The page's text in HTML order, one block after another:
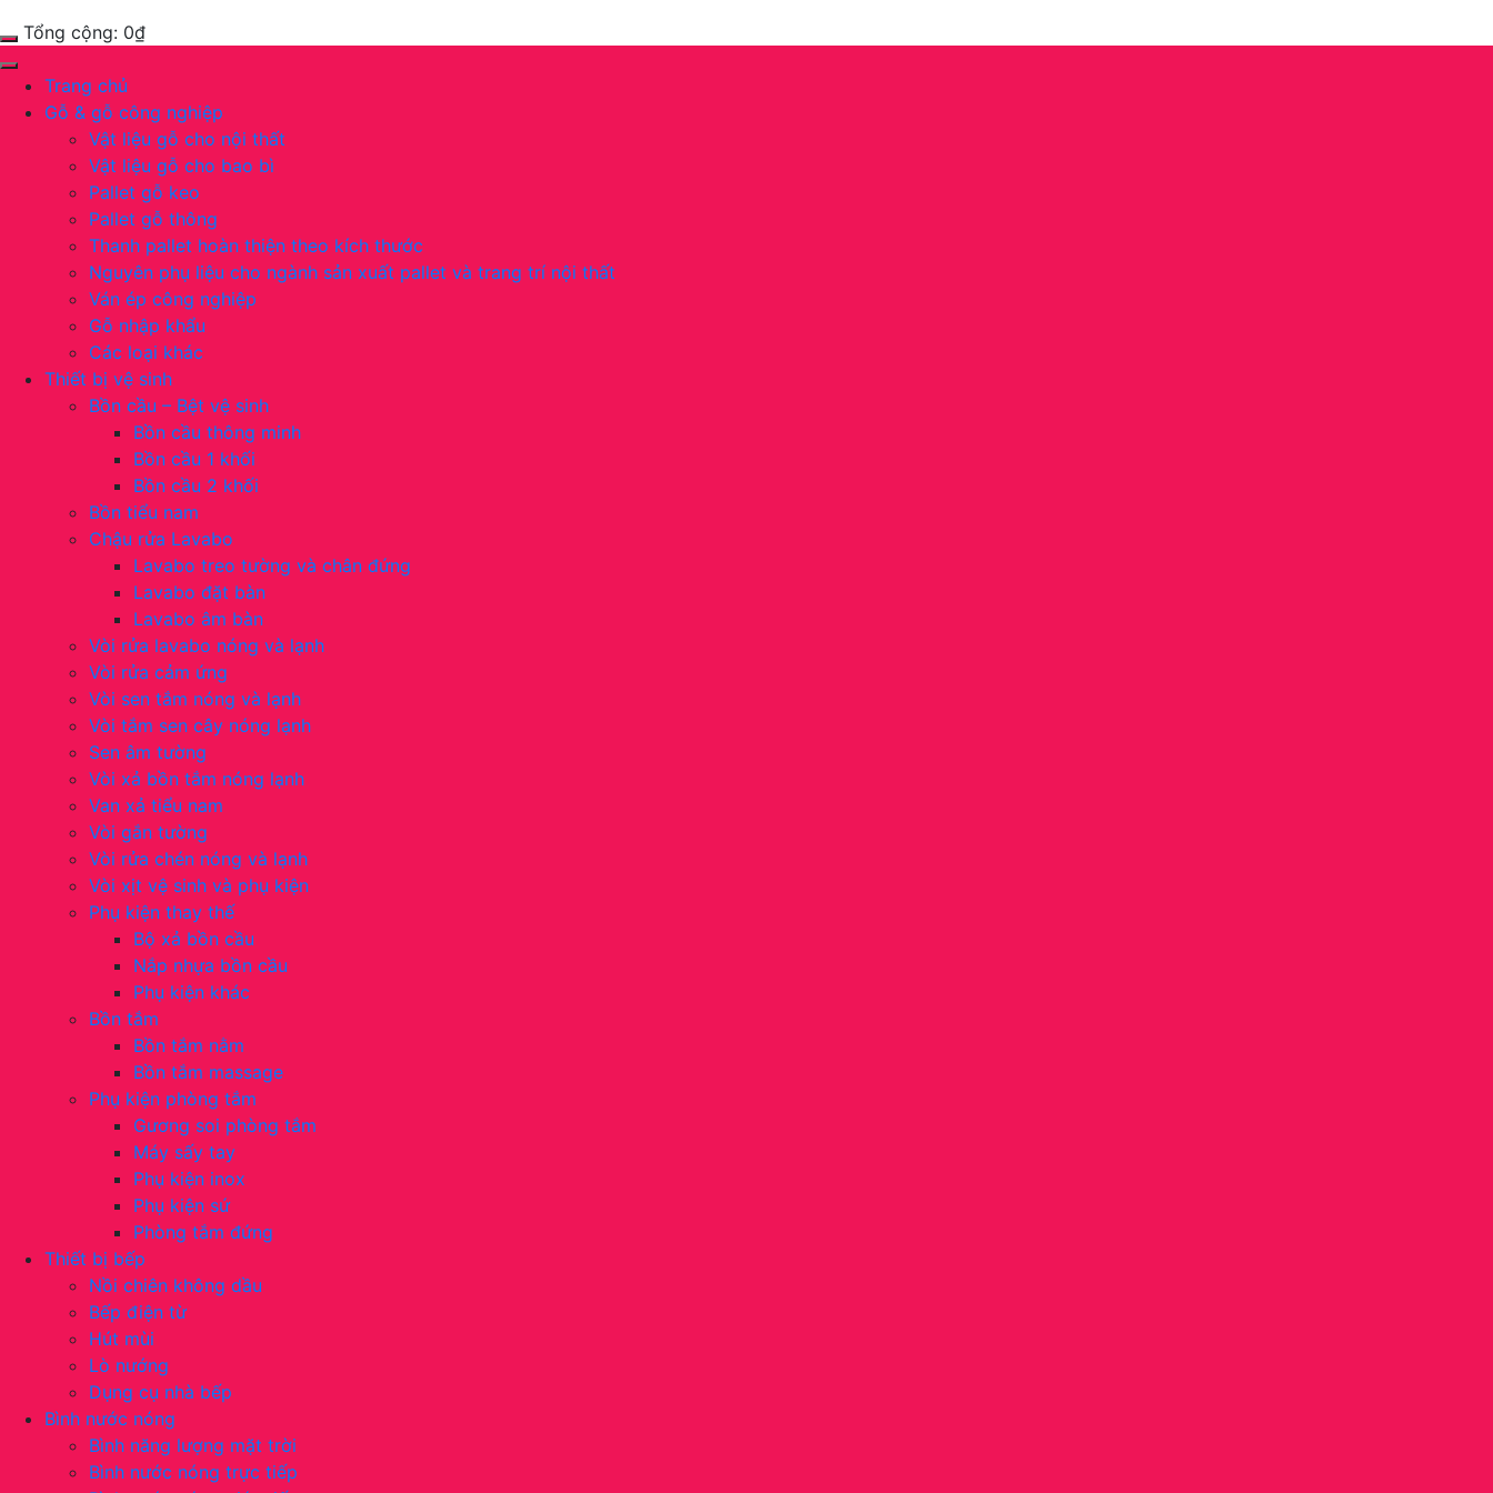
Tổng cộng: 0₫
Trang chủ
Gỗ & gỗ công nghiệp
Vật liệu gỗ cho nội thất
Vật liệu gỗ cho bao bì
Pallet gỗ keo
Pallet gỗ thông
Thanh pallet hoàn thiện theo kích thước
Nguyên phụ liệu cho ngành sản xuất pallet và trang trí nội thất
Ván ép công nghiệp
Gỗ nhập khẩu
Các loại khác
Thiết bị vệ sinh
Bồn cầu – Bệt vệ sinh
Bồn cầu thông minh
Bồn cầu 1 khối
Bồn cầu 2 khối
Bồn tiểu nam
Chậu rửa Lavabo
Lavabo treo tường và chân đứng
Lavabo đặt bàn
Lavabo âm bàn
Vòi rửa lavabo nóng và lạnh
Vòi rửa cảm ứng
Vòi sen tắm nóng và lạnh
Vòi tắm sen cây nóng lạnh
Sen âm tường
Vòi xả bồn tắm nóng lạnh
Van xả tiểu nam
Vòi gắn tường
Vòi rửa chén nóng và lạnh
Vòi xịt vệ sinh và phụ kiện
Phụ kiện thay thế
Bộ xả bồn cầu
Nắp nhựa bồn cầu
Phụ kiện khác
Bồn tắm
Bồn tắm nằm
Bồn tắm massage
Phụ kiện phòng tắm
Gương soi phòng tắm
Máy sấy tay
Phụ kiện inox
Phụ kiện sứ
Phòng tắm đứng
Thiết bị bếp
Nồi chiên không dầu
Bếp điện từ
Hút mùi
Lò nướng
Dụng cụ nhà bếp
Bình nước nóng
Bình năng lượng mặt trời
Bình nước nóng trực tiếp